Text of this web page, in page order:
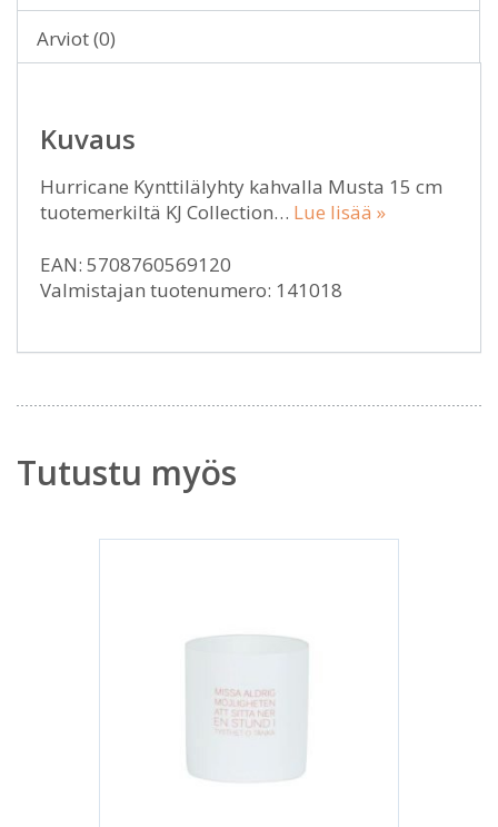
Arviot (0)
Kuvaus
Hurricane Kynttilälyhty kahvalla Musta 15 cm
tuotemerkiltä KJ Collection… Lue lisää »
EAN: 5708760569120
Valmistajan tuotenumero: 141018
Tutustu myös